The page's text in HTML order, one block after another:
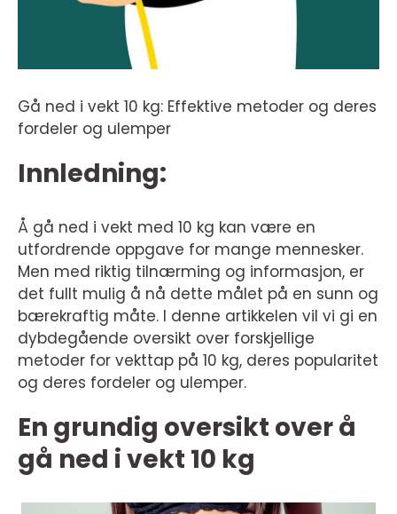
Gå ned i vekt 10 kg: Effektive metoder og deres
fordeler og ulemper
Innledning:
Å gå ned i vekt med 10 kg kan være en
utfordrende oppgave for mange mennesker.
Men med riktig tilnærming og informasjon, er
det fullt mulig å nå dette målet på en sunn og
bærekraftig måte. I denne artikkelen vil vi gi en
dybdegående oversikt over forskjellige
metoder for vekttap på 10 kg, deres popularitet
og deres fordeler og ulemper.
En grundig oversikt over å
gå ned i vekt 10 kg